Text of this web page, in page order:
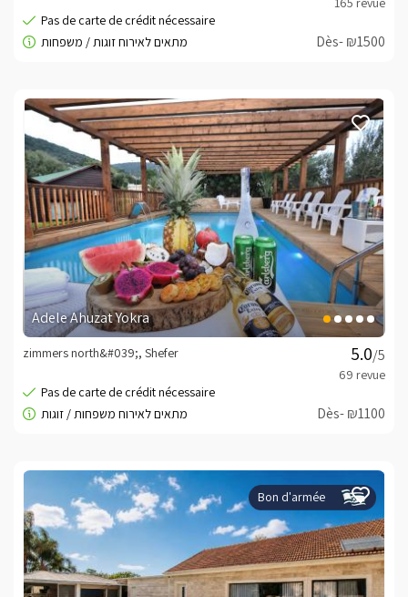
commande se fera dans les conditions indiquées dans
le bon de commandeAnnulation jusqu'à 14 jours avant
totale.Annulation 1 - 7 jours avant le séjour est facturé à
100% de la réservation.La facturation du client sera
déterminée par les détails complexes de la carte de
crédit qui seront livrés au client par téléphone par le
propriétaire du complexe.Moyens de paiementVous
pouvez payer en espèces / carte de crédit (Visa,
Isracard).
Dès- ₪1500
Adele Ahuzat Yokra
/5
zimmers north&#039;, Shefer
Dès- ₪1100
Bon d'armée